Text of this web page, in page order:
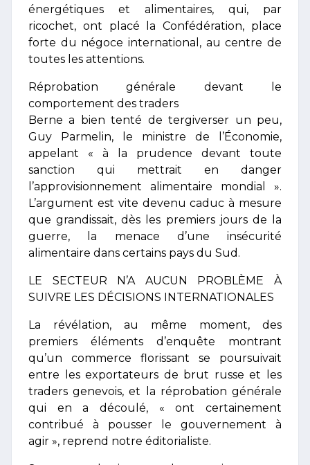
énergétiques et alimentaires, qui, par
ricochet, ont placé la Confédération, place
forte du négoce international, au centre de
toutes les attentions.
Réprobation générale devant le
comportement des traders
Berne a bien tenté de tergiverser un peu,
Guy Parmelin, le ministre de l’Économie,
appelant « à la prudence devant toute
sanction qui mettrait en danger
l’approvisionnement alimentaire mondial ».
L’argument est vite devenu caduc à mesure
que grandissait, dès les premiers jours de la
guerre, la menace d’une insécurité
alimentaire dans certains pays du Sud.
LE SECTEUR N’A AUCUN PROBLÈME À
SUIVRE LES DÉCISIONS INTERNATIONALES
La révélation, au même moment, des
premiers éléments d’enquête montrant
qu’un commerce florissant se poursuivait
entre les exportateurs de brut russe et les
traders genevois, et la réprobation générale
qui en a découlé, « ont certainement
contribué à pousser le gouvernement à
agir », reprend notre éditorialiste.